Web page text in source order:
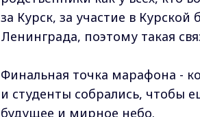
за Курск, за участие в
Ленинграда, поэтому такая
Финальная точка марафона -
и студенты собрались, чтобы
будущее и мирное небо.